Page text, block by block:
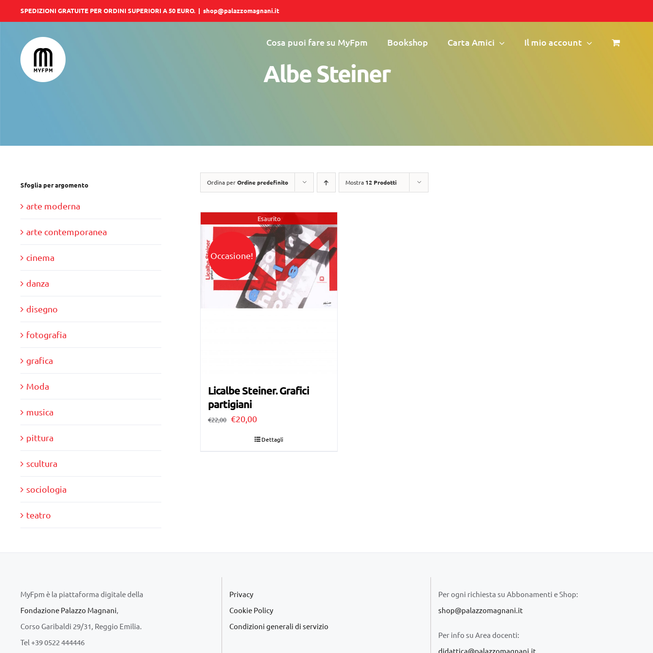
al
contenuto
SPEDIZIONI GRATUITE PER ORDINI SUPERIORI A 50 EURO. | shop@palazzomagnani.it
Cosa puoi fare su MyFpm Bookshop Carta Amici Il mio account
Albe Steiner
Ordina perOrdine predefinito Mostra 12 Prodotti
Esaurito
Occasione!
Licalbe Steiner. Grafici
partigiani
€22,00 Il
€20,00Il
Dettagli
Sfoglia per argomento
arte moderna
arte contemporanea
cinema
danza
disegno
fotografia
grafica
Moda
musica
pittura
scultura
sociologia
teatro
MyFpm è la piattaforma digitale della
Fondazione Palazzo Magnani
Corso Garibaldi 29/31, Reggio Emilia.
Tel +39 0522 444446
Privacy
Cookie Policy
Condizioni generali di servizio
Per ogni richiesta su Abbonamenti e Shop:
shop@palazzomagnani.it
Per info su Area docenti:
didattica@palazzomagnani.it